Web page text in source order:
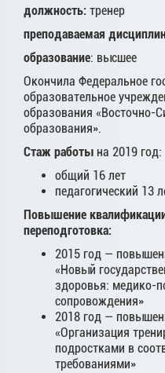
должность: тренер
преподаваемая
образование: высшее
Окончила Федеральное
образовательное
образования «Восточно-
образования».
Стаж работы на 2019 год:
общий 16 лет
педагогический 13
Повышение
переподготовка:
2015 год —
«Новый
здоровья: медико-
сопровождения»
2018 год —
«Организация
подростками в
требованиями»